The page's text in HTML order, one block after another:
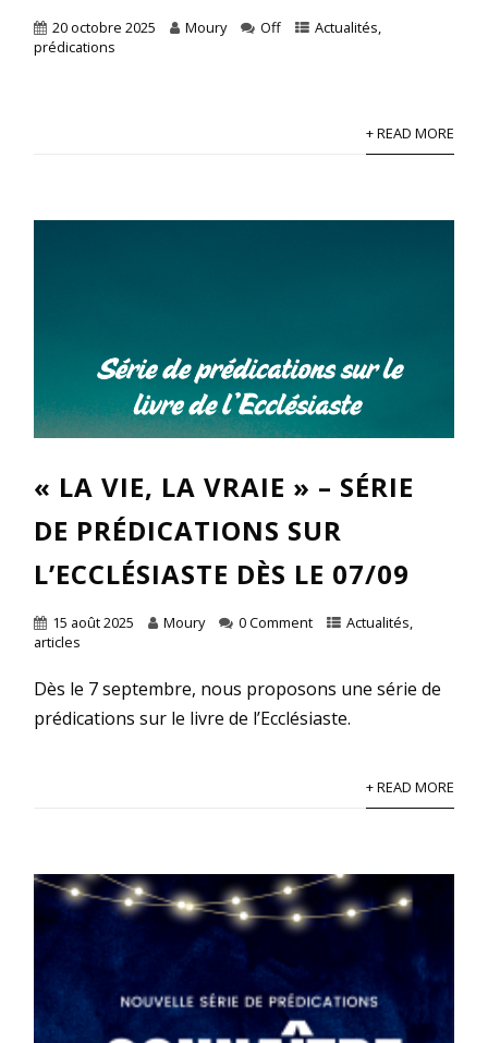
20 octobre 2025 Moury Off Actualités,
prédications
+ READ MORE
« LA VIE, LA VRAIE » – SÉRIE
DE PRÉDICATIONS SUR
L’ECCLÉSIASTE DÈS LE 07/09
15 août 2025 Moury 0 Comment Actualités,
articles
Dès le 7 septembre, nous proposons une série de
prédications sur le livre de l’Ecclésiaste.
+ READ MORE